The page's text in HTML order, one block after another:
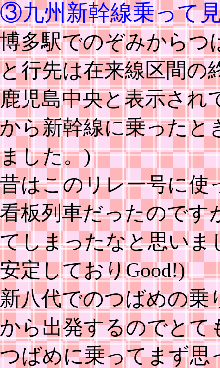
③九州新幹線乗って
博多駅でのぞみからつ
と行先は在来線区間の
鹿児島中央と表示され
から新幹線に乗ったと
ました。)
昔はこのリレー号に使
看板列車だったのです
てしまったなと思いま
安定しておりGood!)
新八代でのつばめの乗
から出発するのでとて
つばめに乗ってまず思